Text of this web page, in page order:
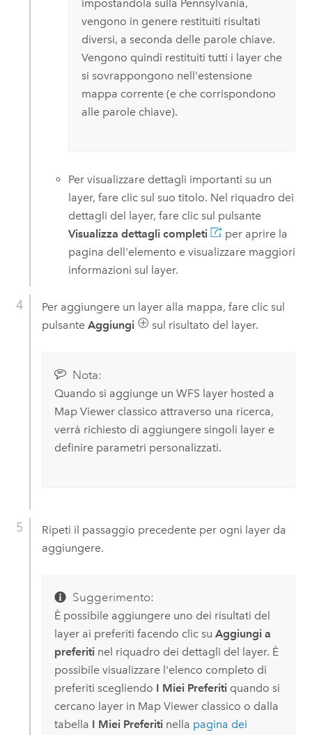
impostandola sulla Pennsylvania,
vengono in genere restituiti risultati
diversi, a seconda delle parole chiave.
Vengono quindi restituiti tutti i layer che
si sovrappongono nell'estensione
mappa corrente (e che corrispondono
alle parole chiave).
Per visualizzare dettagli importanti su un
layer, fare clic sul suo titolo. Nel riquadro dei
dettagli del layer, fare clic sul pulsante
Visualizza dettagli completi
per aprire la
pagina dell'elemento e visualizzare maggiori
informazioni sul layer.
Per aggiungere un layer alla mappa, fare clic sul
pulsante Aggiungi sul risultato del layer.
Nota:
Quando si aggiunge un WFS layer hosted a
Map Viewer classico attraverso una ricerca,
verrà richiesto di aggiungere singoli layer e
definire parametri personalizzati.
Ripeti il passaggio precedente per ogni layer da
aggiungere.
Suggerimento:
È possibile aggiungere uno dei risultati del
layer ai preferiti facendo clic su Aggiungi a
preferitinel riquadro dei dettagli del layer. È
possibile visualizzare l'elenco completo di
preferiti scegliendo I Miei Preferitiquando si
cercano layer in Map Viewer classico o dalla
tabella I Miei Preferitinella pagina dei